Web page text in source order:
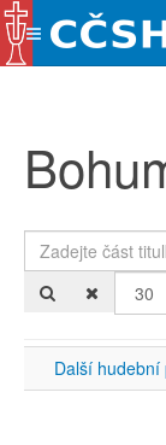
Zadejte část
Další